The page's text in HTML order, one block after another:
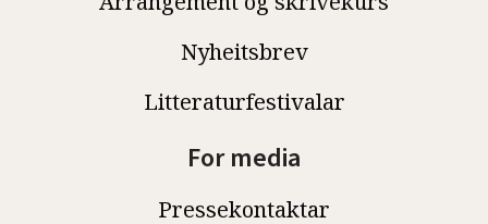
Nyheitsbrev
Litteraturfestivalar
For media
Pressekontaktar